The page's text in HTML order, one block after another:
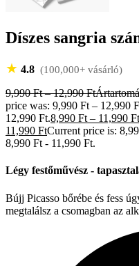
Díszes sangria
★ 4.8 (100,000+ vásárló)
9,990Ft – 12,990Ft
price was: 9,990 Ft – 12,990
12,990 Ft.8,990 Ft – 11,990 Ft
11,990 FtCurrent price is:
8,990 Ft - 11,990 Ft.
Légy festőművész -
Bújj Picasso bőrébe és fess
megtalálsz a csomagban az